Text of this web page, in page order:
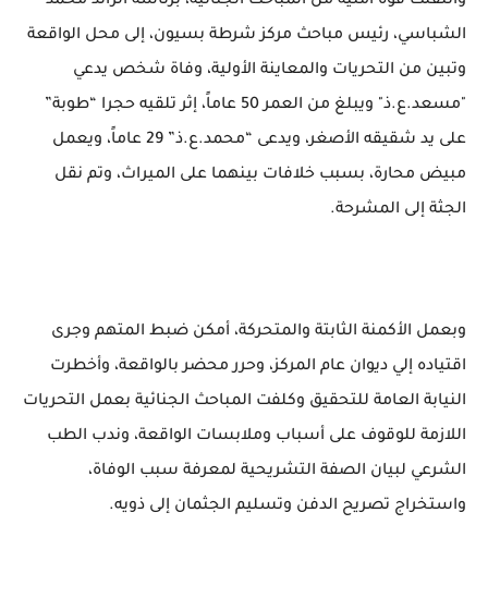
الشباسي، رئيس مباحث مركز شرطة بسيون، إلى محل الواقعة
وتبين من التحريات والمعاينة الأولية، وفاة شخص يدعي
"مسعد.ع.ذ" ويبلغ من العمر 50 عاماً، إثر تلقيه حجرا “طوبة”
على يد شقيقه الأصغر، ويدعى “محمد.ع.ذ” 29 عاماً، ويعمل
مبيض محارة، بسبب خلافات بينهما على الميراث، وتم نقل
الجثة إلى المشرحة.
وبعمل الأكمنة الثابتة والمتحركة، أمكن ضبط المتهم وجرى
اقتياده إلي ديوان عام المركز، وحرر محضر بالواقعة، وأخطرت
النيابة العامة للتحقيق وكلفت المباحث الجنائية بعمل التحريات
اللازمة للوقوف على أسباب وملابسات الواقعة، وندب الطب
الشرعي لبيان الصفة التشريحية لمعرفة سبب الوفاة،
واستخراج تصريح الدفن وتسليم الجثمان إلى ذويه.